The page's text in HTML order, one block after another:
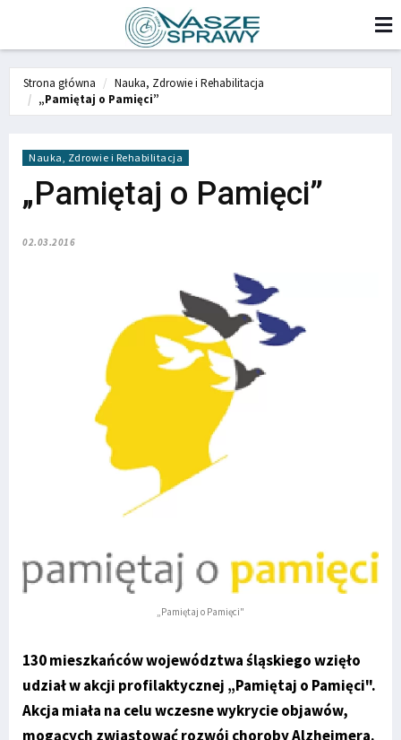
Strona główna
Nauka, Zdrowie i Rehabilitacja
„Pamiętaj o Pamięci”
Nauka, Zdrowie i Rehabilitacja
„Pamiętaj o Pamięci”
02.03.2016
„Pamiętaj o Pamięci"
130 mieszkańców województwa śląskiego wzięło
udział w akcji profilaktycznej „Pamiętaj o Pamięci".
Akcja miała na celu wczesne wykrycie objawów,
mogących zwiastować rozwój choroby Alzheimera.